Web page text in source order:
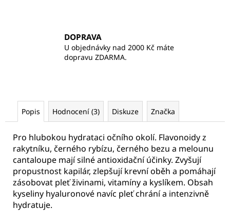
DOPRAVA
U objednávky nad 2000 Kč máte
dopravu ZDARMA.
Popis Hodnocení (3) Diskuze Značka
Pro hlubokou hydrataci očního okolí. Flavonoidy z
rakytníku, černého rybízu, černého bezu a melounu
cantaloupe mají silné antioxidační účinky. Zvyšují
propustnost kapilár, zlepšují krevní oběh a pomáhají
zásobovat pleť živinami, vitamíny a kyslíkem. Obsah
kyseliny hyaluronové navíc pleť chrání a intenzivně
hydratuje.